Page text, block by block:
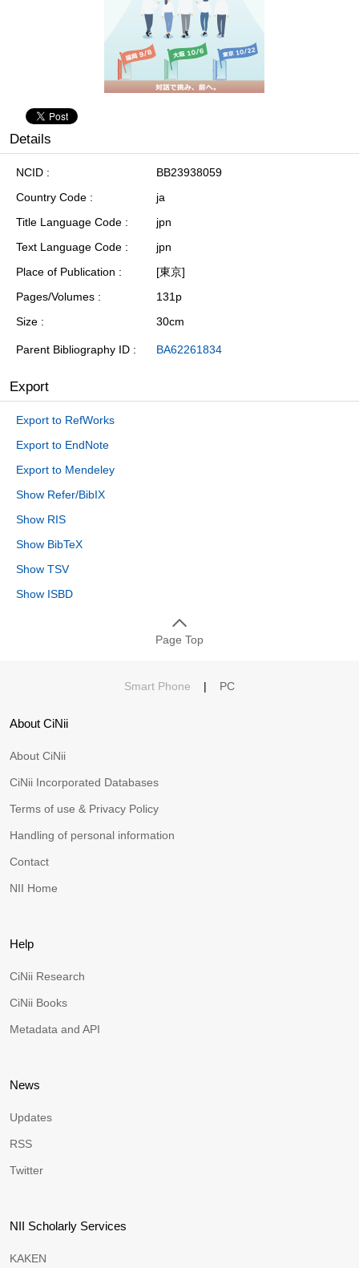
Details
NCID
BB23938059
Country Code
ja
Title Language Code
jpn
Text Language Code
jpn
Place of Publication
[東京]
Pages/Volumes
131p
Size
30cm
Parent Bibliography ID BA62261834
Export
Export to RefWorks
Export to EndNote
Export to Mendeley
Show Refer/BibIX
Show RIS
Show BibTeX
Show TSV
Show ISBD
Page Top
Smart Phone | PC
About CiNii
About CiNii
CiNii Incorporated Databases
Terms of use & Privacy Policy
Handling of personal information
Contact
NII Home
Help
CiNii Research
CiNii Books
Metadata and API
News
Updates
RSS
Twitter
NII Scholarly Services
KAKEN